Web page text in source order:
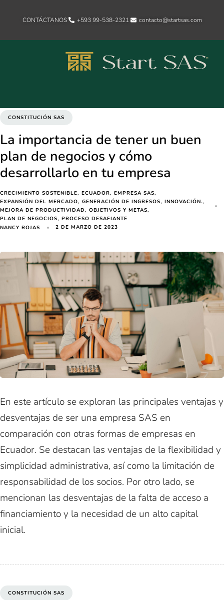
CONTÁCTANOS +593 99-538-2321‬ contacto@startsas.com
CONSTITUCIÓN SAS
La importancia de tener un buen
plan de negocios y cómo
desarrollarlo en tu empresa
CRECIMIENTO SOSTENIBLE ECUADOR
EMPRESA SAS
EXPANSIÓN DEL MERCADO
GENERACIÓN DE INGRESOS
INNOVACIÓN.
MEJORA DE PRODUCTIVIDAD
OBJETIVOS Y METAS
PLAN DE NEGOCIOS
PROCESO DESAFIANTE
NANCY ROJAS
2 DE MARZO DE 2023
En este artículo se exploran las principales ventajas y
desventajas de ser una empresa SAS en
comparación con otras formas de empresas en
Ecuador. Se destacan las ventajas de la flexibilidad y
simplicidad administrativa, así como la limitación de
responsabilidad de los socios. Por otro lado, se
mencionan las desventajas de la falta de acceso a
financiamiento y la necesidad de un alto capital
inicial.
CONSTITUCIÓN SAS